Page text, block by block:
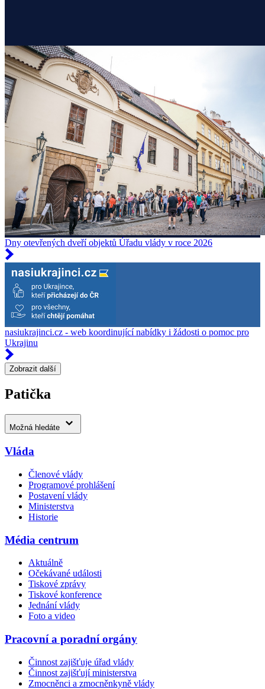
Dny otevřených dveří objektů Úřadu vlády v roce 2026
nasiukrajinci.cz - web koordinující nabídky i žádosti o pomoc pro
Ukrajinu
Zobrazit další
Patička
Možná hledáte
Vláda
Členové vlády
Programové prohlášení
Postavení vlády
Ministerstva
Historie
Média centrum
Aktuálně
Očekávané události
Tiskové zprávy
Tiskové konference
Jednání vlády
Foto a video
Pracovní a poradní orgány
Činnost zajišťuje úřad vlády
Činnost zajišťují ministerstva
Zmocněnci a zmocněnkyně vlády